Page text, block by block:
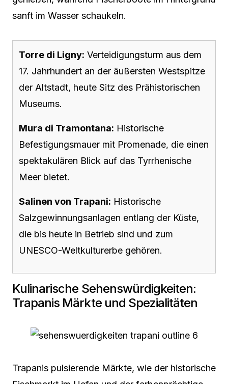
sanft im Wasser schaukeln.
Torre di Ligny: Verteidigungsturm aus dem
17. Jahrhundert an der äußersten Westspitze
der Altstadt, heute Sitz des Prähistorischen
Museums.
Mura di Tramontana: Historische
Befestigungsmauer mit Promenade, die einen
spektakulären Blick auf das Tyrrhenische
Meer bietet.
Salinen von Trapani: Historische
Salzgewinnungsanlagen entlang der Küste,
die bis heute in Betrieb sind und zum
UNESCO-Weltkulturerbe gehören.
Kulinarische Sehenswürdigkeiten:
Trapanis Märkte und Spezialitäten
Trapanis pulsierende Märkte, wie der historische